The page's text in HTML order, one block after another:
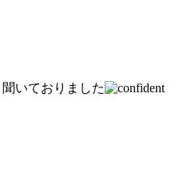
いておりました